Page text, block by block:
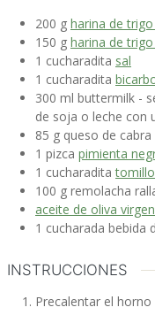
200 g harina de
150 g harina de
1 cucharadita sal
1 cucharadita
300 ml buttermilk -
de soja o leche con
85 g queso de cabra
1 pizca pimienta
1 cucharadita tomillo
100 g remolacha
aceite de oliva
1 cucharada bebida
INSTRUCCIONES
Precalentar el horno